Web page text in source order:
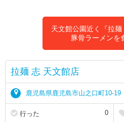
天文館公園近く『拉
豚骨ラーメンを
拉麺 志 天文館店
鹿児島県鹿児島市山之口町10-19
行った 0